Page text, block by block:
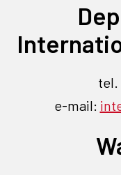
tel.
e-mail: